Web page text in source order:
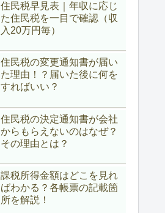
住民税早見表｜年収に応じ
た住民税を一目で確認（収
入20万円毎）
住民税の変更通知書が届い
た理由！？届いた後に何を
すればいい？
住民税の決定通知書が会社
からもらえないのはなぜ？
その理由とは？
課税所得金額はどこを見れ
ばわかる？各帳票の記載箇
所を解説！